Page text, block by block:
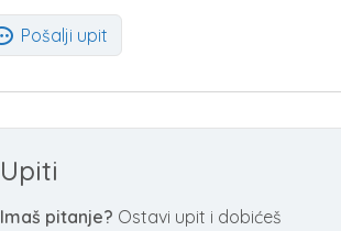
Pošalji upit
Upiti
Imaš pitanje? Ostavi upit i dobićeš